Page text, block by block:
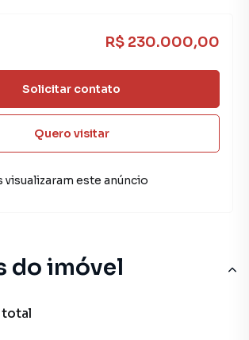
do imóvel
total
R$ 230.000,00
Solicitar contato
Quero visitar
visualizaram este anúncio